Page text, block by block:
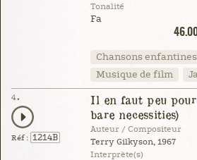
Tonalité
Fa
Chansons enfantines
Musique de film
4.
Réf : 1214B
Il en faut peu pour
bare necessities)
Auteur / Compositeur
Terry Gilkyson, 1967
Interprète(s)